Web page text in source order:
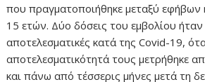
που πραγματοποιήθηκε μεταξύ εφήβων
15 ετών. Δύο δόσεις του εμβολίου
αποτελεσματικές κατά της Covid-19,
αποτελεσματικότητά τους μετρήθηκε
και πάνω από τέσσερις μήνες μετά τη